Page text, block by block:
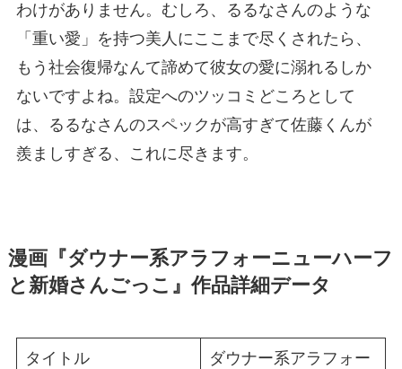
わけがありません。むしろ、るるなさんのような
「重い愛」を持つ美人にここまで尽くされたら、
もう社会復帰なんて諦めて彼女の愛に溺れるしか
ないですよね。設定へのツッコミどころとして
は、るるなさんのスペックが高すぎて佐藤くんが
羨ましすぎる、これに尽きます。
漫画『ダウナー系アラフォーニューハーフ
と新婚さんごっこ』作品詳細データ
タイトル
ダウナー系アラフォー